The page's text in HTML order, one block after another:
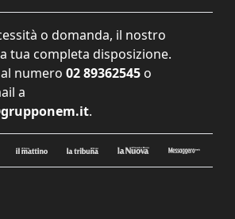
o domanda, il nostro
tua completa disposizione.
numero 02 89362545 o
a
.